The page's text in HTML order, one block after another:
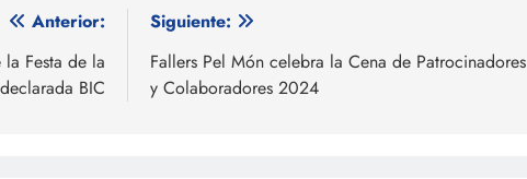
Anterior:
Festa de la
BIC
Siguiente:
Fallers Pel Món celebra la Cena de Patrocinadores
y Colaboradores 2024